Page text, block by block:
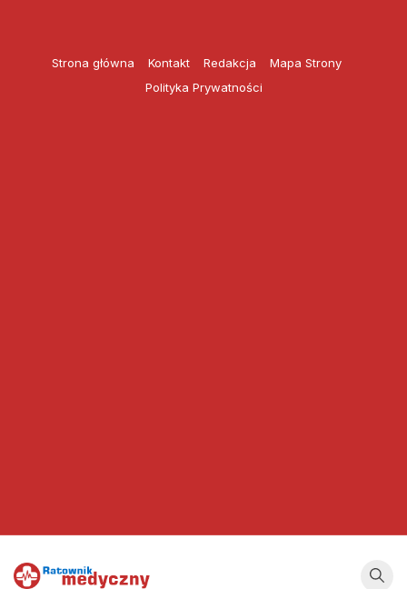
Strona główna Kontakt Redakcja
Mapa Strony
Polityka Prywatności